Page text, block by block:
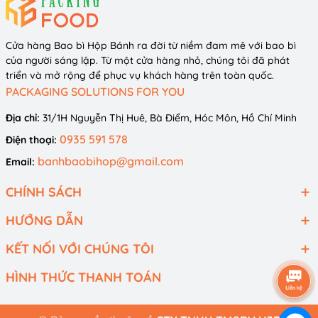
hình thật của khách hàng mua hộp của H3B - không chỉ đựng bánh
bento mà có thể kết hợp với ly tim nhỏ để tạo thành set quà bánh
rất đẹp.
kích
Cửa hàng Bao bì Hộp Bánh ra đời từ niềm đam mê với bao bì
của người sáng lập. Từ một cửa hàng nhỏ, chúng tôi đã phát
triển và mở rộng để phục vụ khách hàng trên toàn quốc.
PACKAGING SOLUTIONS FOR YOU
Địa chỉ: 31/1H Nguyễn Thị Huê, Bà Điểm, Hóc Môn, Hồ Chí Minh
Điện thoại: 0935 591 578
Email: banhbaobihop@gmail.com
CHÍNH SÁCH
HƯỚNG DẪN
KẾT NỐI VỚI CHÚNG TÔI
HÌNH THỨC THANH TOÁN